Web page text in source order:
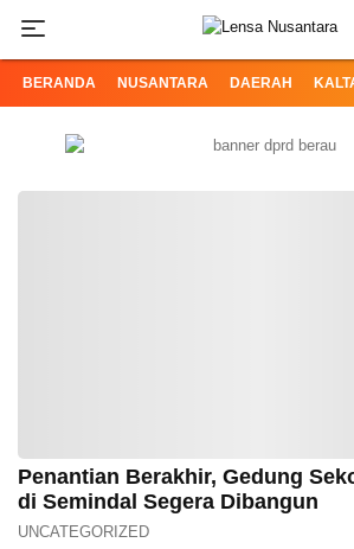
BERANDA NUSANTARA DAERAH
Penantian Berakhir, Gedung
di Semindal Segera Dibangun
UNCATEGORIZED